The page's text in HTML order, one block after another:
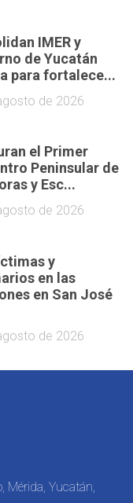
IMER y
de Yucatán
para fortalece...
de 2026
el Primer
Peninsular de
y Esc...
de 2026
y
en las
en San José
de 2026
Mérida, Yucatán,